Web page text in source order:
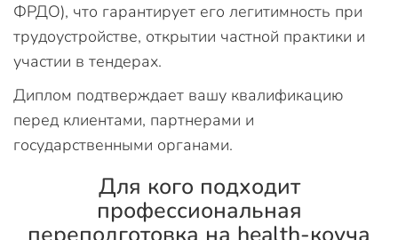
ФРДО), что гарантирует его легитимность при
трудоустройстве, открытии частной практики и
участии в тендерах.
Диплом подтверждает вашу квалификацию
перед клиентами, партнерами и
государственными органами.
Для кого подходит
профессиональная